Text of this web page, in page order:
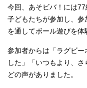
今回、あそビバ！には
子どもたちが参加し、
を通してボール遊びを体
参加者からは「ラグビ
した」「いつもより、
どの声がありました。